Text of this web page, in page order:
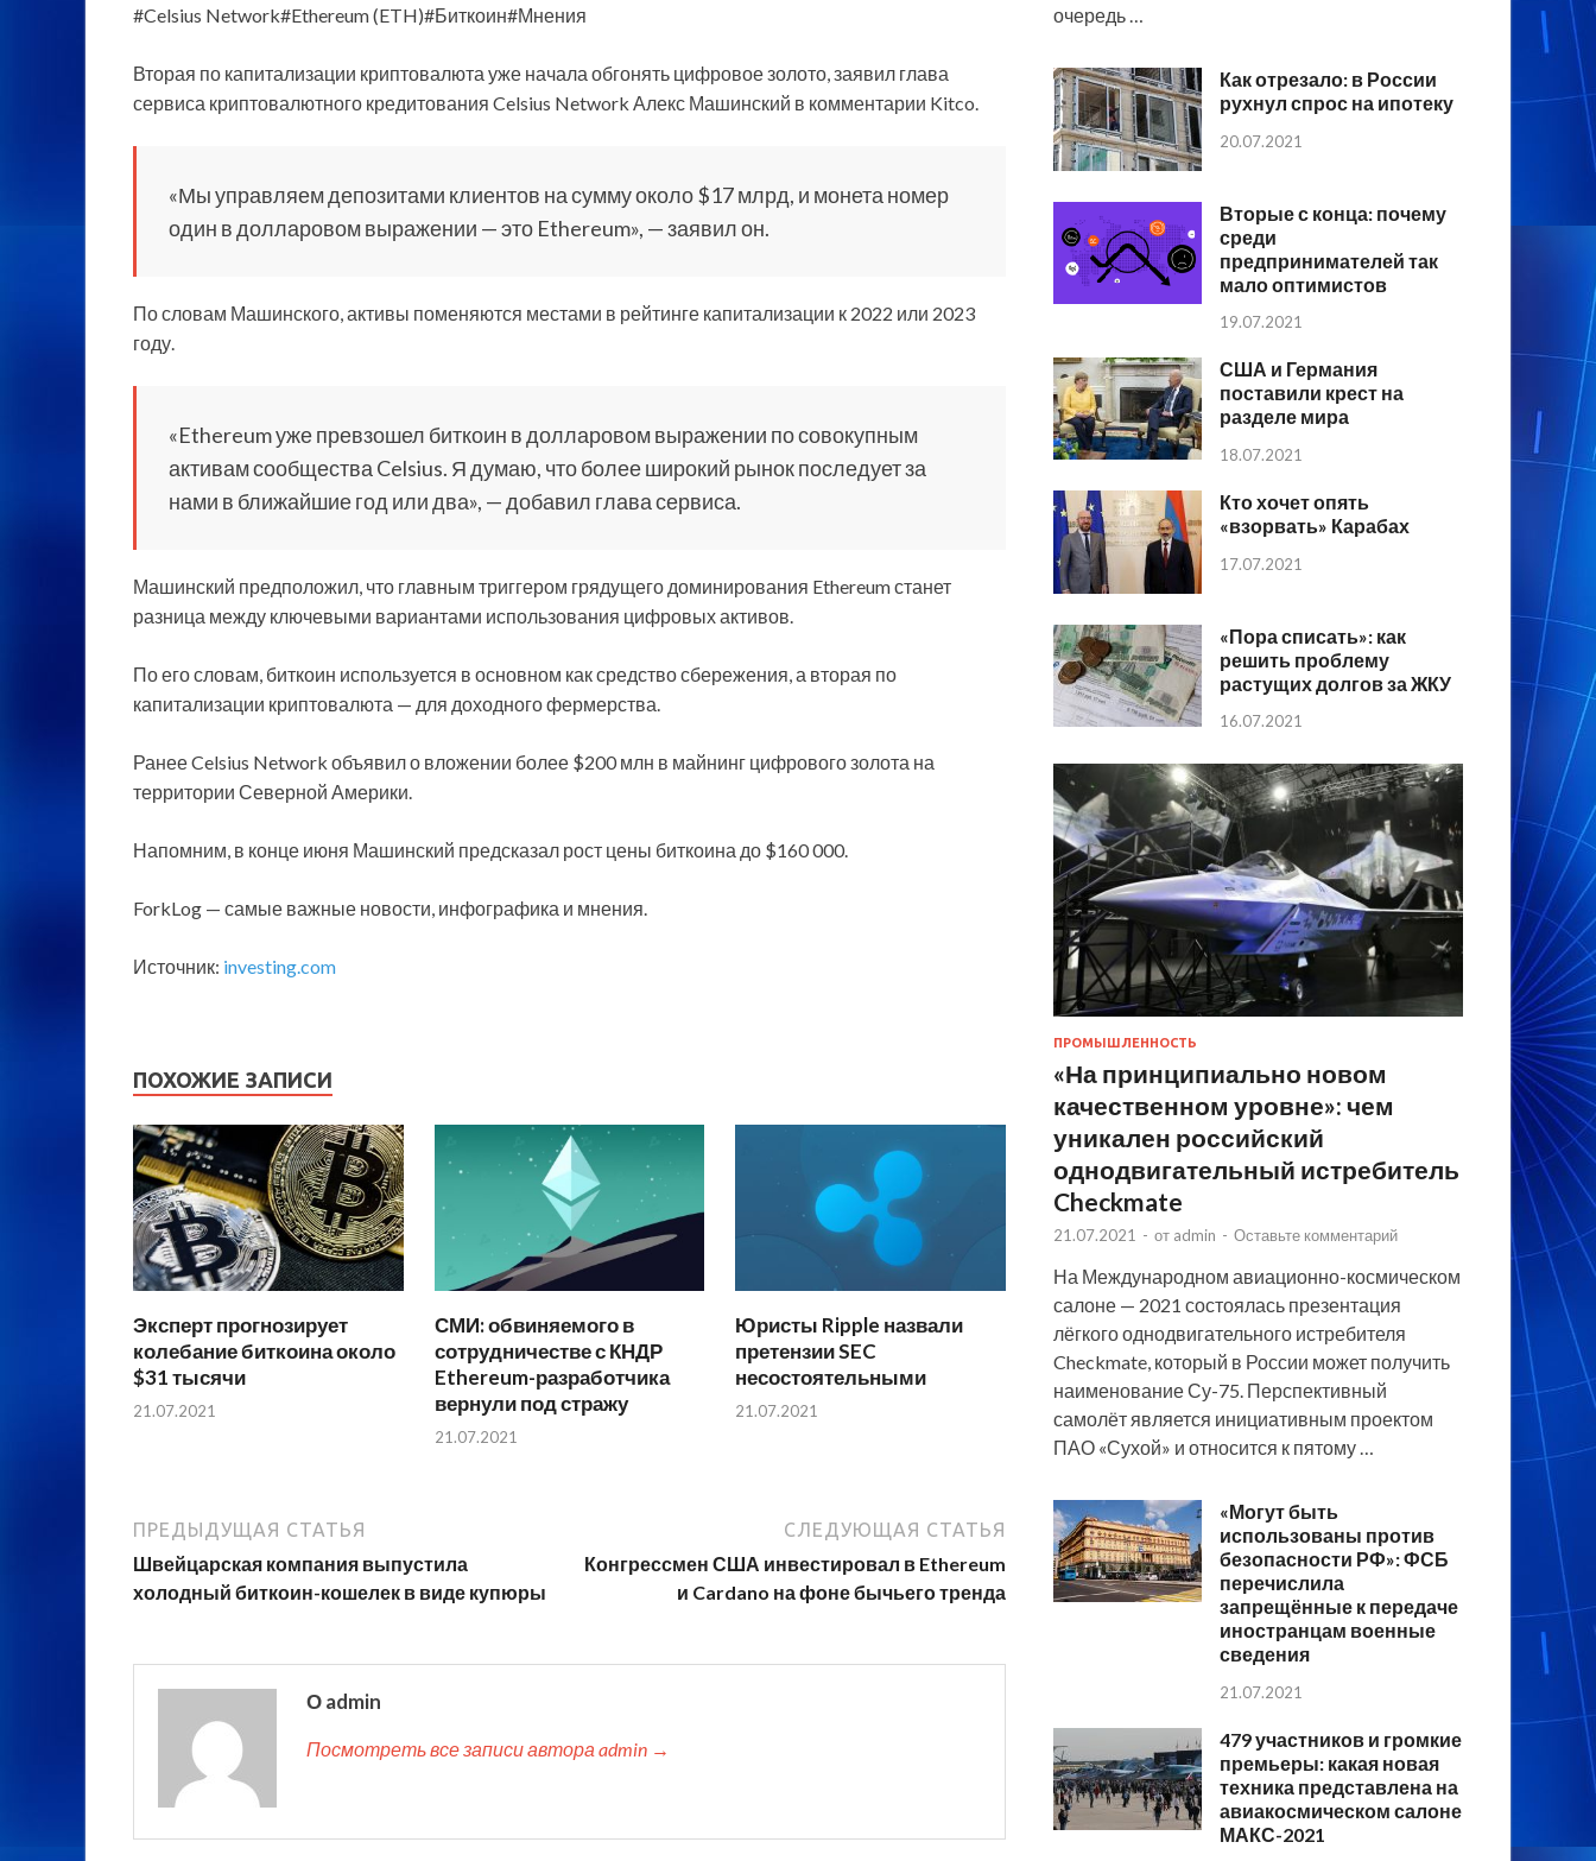
#Celsius Network#Ethereum (ETH)#Биткоин#Мнения
Вторая по капитализации криптовалюта уже начала обгонять цифровое золото, заявил глава
сервиса криптовалютного кредитования Celsius Network Алекс Машинский в комментарии Kitco.
«Мы управляем депозитами клиентов на сумму около$17 млрд, и монета номер
один в долларовом выражении — это Ethereum», — заявил он.
По словам Машинского, активы поменяются местами в рейтинге капитализации к 2022 или 2023
году.
«Ethereum уже превзошел биткоин в долларовом выражении по совокупным
активам сообщества Celsius. Я думаю, что более широкий рынок последует за
нами в ближайшие год или два», — добавил глава сервиса.
Машинский предположил, что главным триггером грядущего доминирования Ethereum станет
разница между ключевыми вариантами использования цифровых активов.
По его словам, биткоин используется в основном как средство сбережения, а вторая по
капитализации криптовалюта — для доходного фермерства.
Ранее Celsius Network объявил о вложении более $200 млн в майнинг цифрового золота на
территории Северной Америки.
Напомним, в конце июня Машинский предсказал рост цены биткоина до $160 000.
ForkLog — самые важные новости, инфографика и мнения.
Источник: investing.com
ПОХОЖИЕ ЗАПИСИ
Эксперт прогнозирует
колебание биткоина около
$31 тысячи
21.07.2021
СМИ: обвиняемого в
сотрудничестве с КНДР
Ethereum-разработчика
вернули под стражу
21.07.2021
Юристы Ripple назвали
претензии SEC
несостоятельными
21.07.2021
ПРЕДЫДУЩАЯ СТАТЬЯ
Швейцарская компания выпустила
холодный биткоин-кошелек в виде купюры
СЛЕДУЮЩАЯ СТАТЬЯ
Конгрессмен США инвестировал в Ethereum
и Cardano на фоне бычьего тренда
О admin
Посмотреть все записи автора admin →
очередь …
Как отрезало: в России
рухнул спрос на ипотеку
20.07.2021
Вторые с конца: почему
среди
предпринимателей так
мало оптимистов
19.07.2021
США и Германия
поставили крест на
разделе мира
18.07.2021
Кто хочет опять
«взорвать» Карабах
17.07.2021
«Пора списать»: как
решить проблему
растущих долгов за ЖКУ
16.07.2021
ПРОМЫШЛЕННОСТЬ
«На принципиально новом
качественном уровне»: чем
уникален российский
однодвигательный истребитель
Checkmate
21.07.2021 - от admin - Оставьте комментарий
На Международном авиационно-космическом
салоне — 2021 состоялась презентация
лёгкого однодвигательного истребителя
Checkmate, который в России может получить
наименование Су-75. Перспективный
самолёт является инициативным проектом
ПАО «Сухой» и относится к пятому …
«Могут быть
использованы против
безопасности РФ»: ФСБ
перечислила
запрещённые к передаче
иностранцам военные
сведения
21.07.2021
479 участников и громкие
премьеры: какая новая
техника представлена на
авиакосмическом салоне
МАКС-2021